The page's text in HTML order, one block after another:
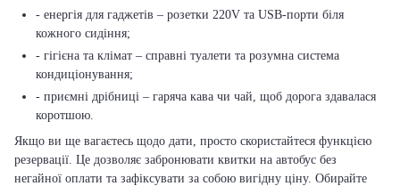
- енергія для гаджетів – розетки 220V та USB-порти біля
кожного сидіння;
- гігієна та клімат – справні туалети та розумна система
кондиціонування;
- приємні дрібниці – гаряча кава чи чай, щоб дорога здавалася
коротшою.
Якщо ви ще вагаєтесь щодо дати, просто скористайтеся функцією
резервації. Це дозволяє забронювати квитки на автобус без
негайної оплати та зафіксувати за собою вигідну ціну. Обирайте